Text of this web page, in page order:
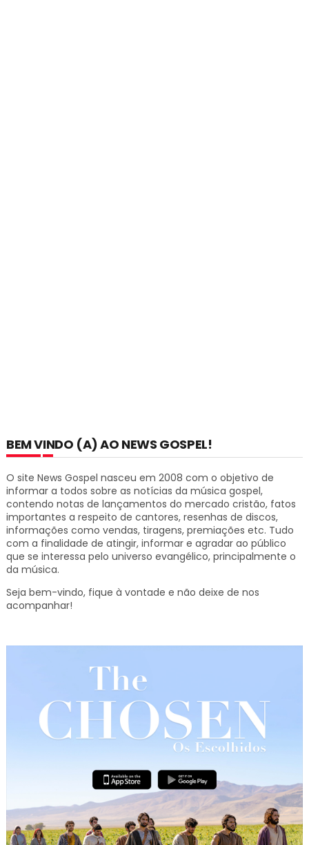
BEM VINDO (A) AO NEWS GOSPEL!
O site News Gospel nasceu em 2008 com o objetivo de
informar a todos sobre as notícias da música gospel,
contendo notas de lançamentos do mercado cristão, fatos
importantes a respeito de cantores, resenhas de discos,
informações como vendas, tiragens, premiações etc. Tudo
com a finalidade de atingir, informar e agradar ao público
que se interessa pelo universo evangélico, principalmente o
da música.
Seja bem-vindo, fique à vontade e não deixe de nos
acompanhar!